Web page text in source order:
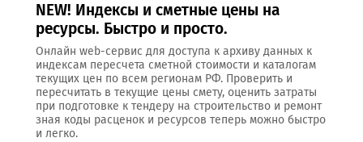
NEW! Индексы и сметные цены на
ресурсы. Быстро и просто.
Онлайн web-сервис для доступа к архиву данных к
индексам пересчета сметной стоимости и каталогам
текущих цен по всем регионам РФ. Проверить и
пересчитать в текущие цены смету, оценить затраты
при подготовке к тендеру на строительство и ремонт
зная коды расценок и ресурсов теперь можно быстро
и легко.